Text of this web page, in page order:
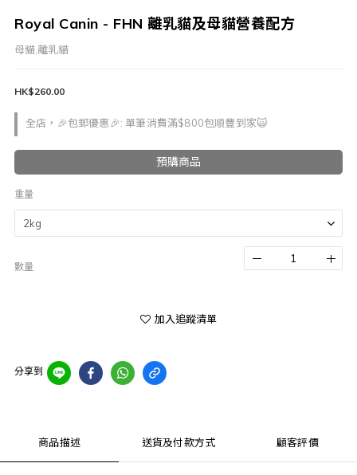
Royal Canin - FHN 離乳貓及母貓營養配方
母貓,離乳貓
全店，🎉包郵優惠🎉: 單筆消費滿$800包順豐到家🙀
HK$260.00
預購商品
重量
數量
加入追蹤清單
分享到
商品描述 送貨及付款方式 顧客評價